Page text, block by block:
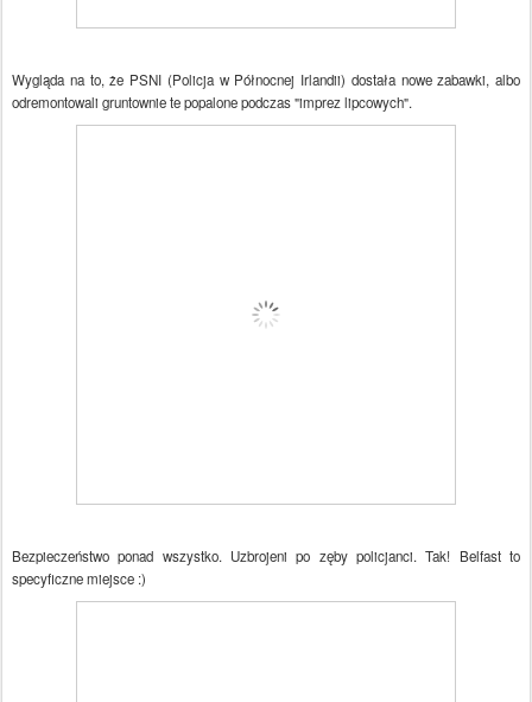
Wygląda na to, że PSNI (Policja w Północnej Irlandii) dostała nowe zabawki, albo
odremontowali gruntownie te popalone podczas "imprez lipcowych".
Bezpieczeństwo ponad wszystko. Uzbrojeni po zęby policjanci. Tak! Belfast to
specyficzne miejsce :)